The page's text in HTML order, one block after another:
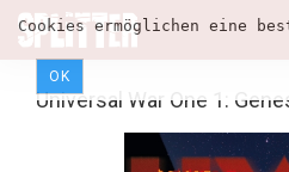
Cookies ermöglichen eine
OK
Universal War One 1: